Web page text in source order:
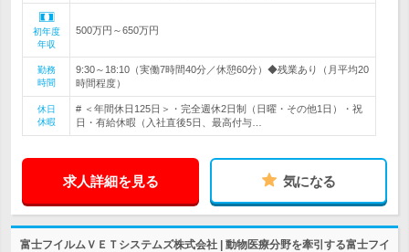
初年度
年収
500万円～650万円
勤務
時間
9:30～18:10（実働7時間40分／休憩60分）◆残業あり（月平均20
時間程度）
休日
休暇
# ＜年間休日125日＞・完全週休2日制（日曜・その他1日）・祝
日・有給休暇（入社直後5日、最高付与…
求人詳細を見る 気になる
富士フイルムＶＥＴシステムズ株式会社 | 動物医療分野を牽引する富士フイ